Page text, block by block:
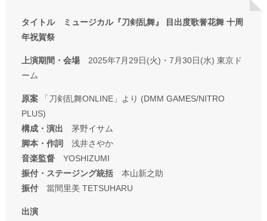
タイトル ミュージカル『刀剣乱舞』 目出度歌誉花舞 十周
年祝賀祭
上演期間・会場2025年7月29日(火)・7月30日(水) 東京ド
ーム
原案
「刀剣乱舞ONLINE」より (DMM GAMES/NITRO
PLUS)
構成・演出 茅野イサム
脚本・作詞
浅井さやか
音楽監督YOSHIZUMI
振付・ステージング統括本山新之助
振付當間里美 TETSUHARU
出演